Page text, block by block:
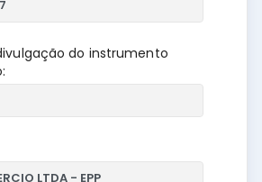
do instrumento